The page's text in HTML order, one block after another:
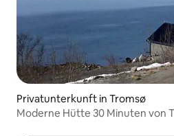
Privatunterkunft in Tromsø
Moderne Hütte 30 Minuten von